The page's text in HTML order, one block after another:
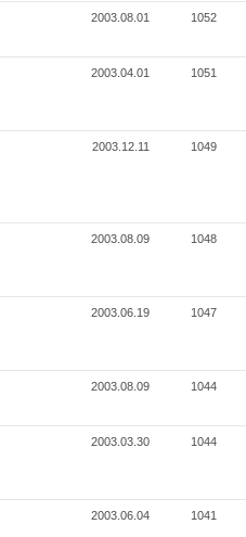
2003.08.01 1052
2003.04.01 1051
2003.12.11 1049
2003.08.09 1048
2003.06.19 1047
2003.08.09 1044
2003.03.30 1044
2003.06.04 1041